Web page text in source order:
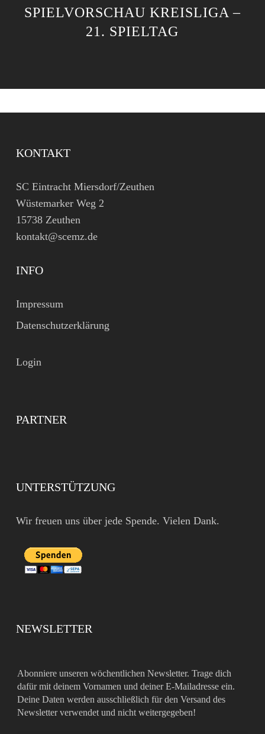
SPIELVORSCHAU KREISLIGA –
21. SPIELTAG
KONTAKT
SC Eintracht Miersdorf/Zeuthen
Wüstemarker Weg 2
15738 Zeuthen
kontakt@scemz.de
INFO
Impressum
Datenschutzerklärung
Login
PARTNER
UNTERSTÜTZUNG
Wir freuen uns über jede Spende. Vielen Dank.
NEWSLETTER
Abonniere unseren wöchentlichen Newsletter. Trage dich
dafür mit deinem Vornamen und deiner E-Mailadresse ein.
Deine Daten werden ausschließlich für den Versand des
Newsletter verwendet und nicht weitergegeben!